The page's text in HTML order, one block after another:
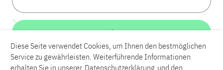
Weiter
Diese Seite verwendet Cookies, um Ihnen den bestmöglichen
Service zu gewährleisten. Weiterführende Informationen
erhalten Sie in unserer Datenschutzerklärung und den